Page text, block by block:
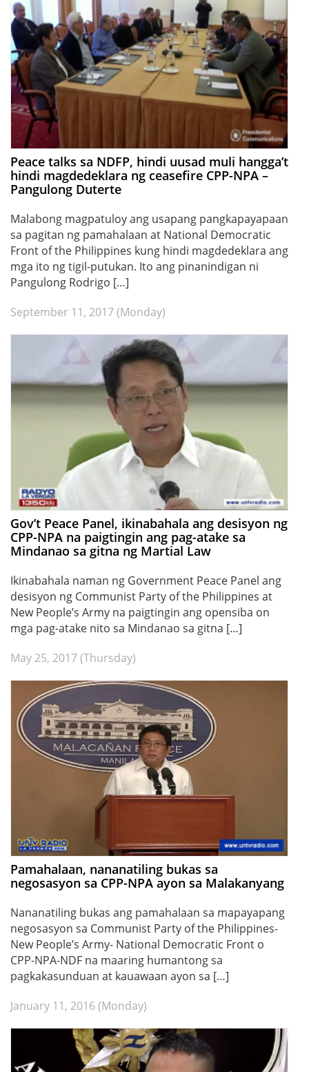
Peace talks sa NDFP, hindi uusad muli hangga’t
hindi magdedeklara ng ceasefire CPP-NPA –
Pangulong Duterte
Malabong magpatuloy ang usapang pangkapayapaan
sa pagitan ng pamahalaan at National Democratic
Front of the Philippines kung hindi magdedeklara ang
mga ito ng tigil-putukan. Ito ang pinanindigan ni
Pangulong Rodrigo […]
September 11, 2017 (Monday)
Gov’t Peace Panel, ikinabahala ang desisyon ng
CPP-NPA na paigtingin ang pag-atake sa
Mindanao sa gitna ng Martial Law
Ikinabahala naman ng Government Peace Panel ang
desisyon ng Communist Party of the Philippines at
New People’s Army na paigtingin ang opensiba on
mga pag-atake nito sa Mindanao sa gitna […]
May 25, 2017 (Thursday)
Pamahalaan, nananatiling bukas sa
negosasyon sa CPP-NPA ayon sa Malakanyang
Nananatiling bukas ang pamahalaan sa mapayapang
negosasyon sa Communist Party of the Philippines-
New People’s Army- National Democratic Front o
CPP-NPA-NDF na maaring humantong sa
pagkakasunduan at kauawaan ayon sa […]
January 11, 2016 (Monday)